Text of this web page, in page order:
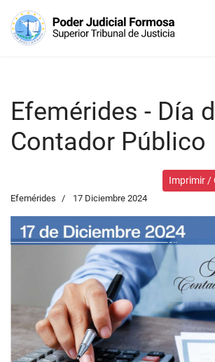
Efemérides - Día
Contador Público
Imprimir /
Efemérides 17 Diciembre 2024